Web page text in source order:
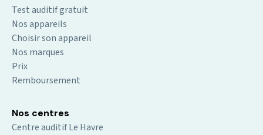
Test auditif gratuit
Nos appareils
Choisir son appareil
Nos marques
Prix
Remboursement
Nos centres
Centre auditif Le Havre